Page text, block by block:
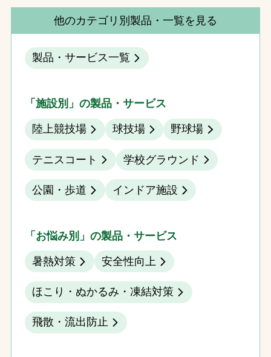
他のカテゴリ別製品・一覧を見る
製品・サービス一覧
「施設別」の製品・サービス
陸上競技場 球技場 野球場
テニスコート 学校グラウンド
公園・歩道 インドア施設
「お悩み別」の製品・サービス
暑熱対策 安全性向上
ほこり・ぬかるみ・凍結対策
飛散・流出防止